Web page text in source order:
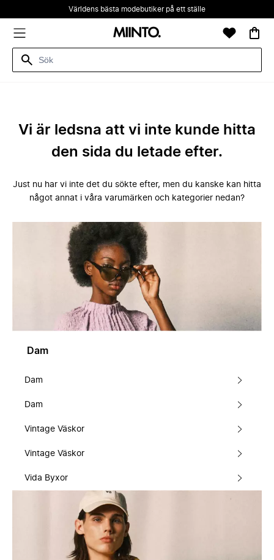
Världens bästa modebutiker på ett ställe
Vi är ledsna att vi inte kunde hitta
den sida du letade efter.
Just nu har vi inte det du sökte efter, men du kanske kan hitta
något annat i våra varumärken och kategorier nedan?
Dam
Dam
Dam
Vintage Väskor
Vintage Väskor
Vida Byxor